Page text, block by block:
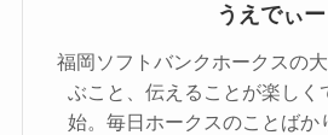
うえでぃー
福岡ソフトバンクホークスの
ぶこと、伝えることが楽しく
始。毎日ホークスのことばか